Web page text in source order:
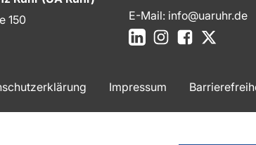
150
E-Mail: info@uaruhr.de
LinkedInInstagramFacebook
Impressum